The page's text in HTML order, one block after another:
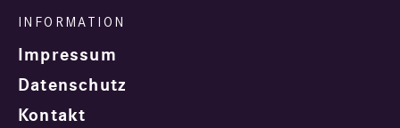
Impressum
Datenschutz
Kontakt